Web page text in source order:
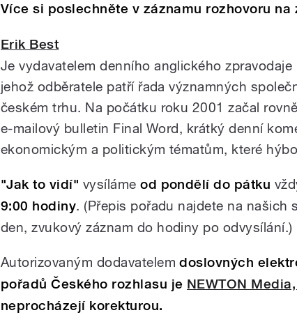
Více si poslechněte v záznamu rozhovoru
Erik Best
Je vydavatelem denního anglického zpravodaje
jehož odběratele patří řada významných
českém trhu. Na počátku roku 2001 začal
e-mailový bulletin Final Word, krátký denní
ekonomickým a politickým tématům, které
"Jak to vidí" vysílámeod pondělí do pátku
9:00 hodiny. (Přepis pořadu najdete na našich
den, zvukový záznam do hodiny po odvysílání.)
Autorizovaným dodavatelem doslovných
pořadů Českého rozhlasu je NEWTON
neprocházejí korekturou.